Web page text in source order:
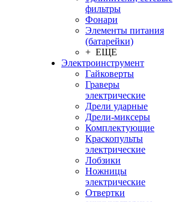
фильтры
Фонари
Элементы питания
(батарейки)
+ ЕЩЕ
Электроинструмент
Гайковерты
Граверы
электрические
Дрели ударные
Дрели-миксеры
Комплектующие
Краскопульты
электрические
Лобзики
Ножницы
электрические
Отвертки